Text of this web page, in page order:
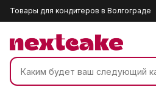
Товары для кондитеров в Волгограде